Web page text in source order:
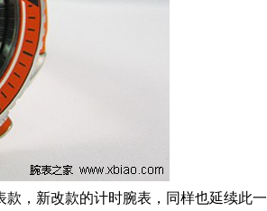
，新改款的计时腕表，同样也延续此一